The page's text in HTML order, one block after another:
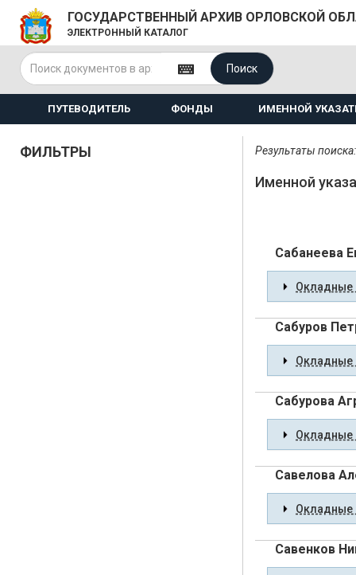
ГОСУДАРСТВЕННЫЙ АРХИВ ОРЛОВСКОЙ
ЭЛЕКТРОННЫЙ КАТАЛОГ
Поиск
ПУТЕВОДИТЕЛЬ ФОНДЫ ИМЕННОЙ
ФИЛЬТРЫ Результаты
Именной
Сабанеева
Окладные
Сабуров
Окладные
Сабурова
Окладные
Савелова
Окладные
Савенков